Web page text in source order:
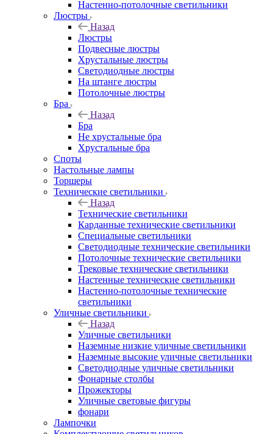
Настенно-потолочные светильники
Люстры
Назад
Люстры
Подвесные люстры
Хрустальные люстры
Светодиодные люстры
На штанге люстры
Потолочные люстры
Бра
Назад
Бра
Не хрустальные бра
Хрустальные бра
Споты
Настольные лампы
Торшеры
Технические светильники
Назад
Технические светильники
Карданные технические светильники
Специальные светильники
Светодиодные технические светильники
Потолочные технические светильники
Трековые технические светильники
Настенные технические светильники
Настенно-потолочные технические
светильники
Уличные светильники
Назад
Уличные светильники
Наземные низкие уличные светильники
Наземные высокие уличные светильники
Светодиодные уличные светильники
Фонарные столбы
Прожекторы
Уличные световые фигуры
фонари
Лампочки